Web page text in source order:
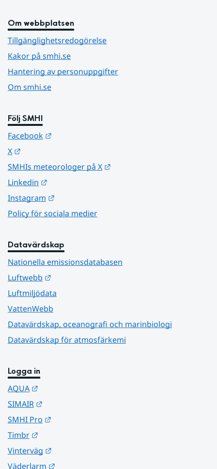
Om webbplatsen
Tillgänglighetsredogörelse
Kakor på smhi.se
Hantering av personuppgifter
Om smhi.se
Följ SMHI
Facebook
X
SMHIs meteorologer på X
Linkedin
Instagram
Policy för sociala medier
Datavärdskap
Nationella emissionsdatabasen
Luftwebb
Luftmiljödata
VattenWebb
Datavärdskap, oceanografi och marinbiologi
Datavärdskap för atmosfärkemi
Logga in
AQUA
SIMAIR
SMHI Pro
Timbr
Vinterväg
Väderlarm